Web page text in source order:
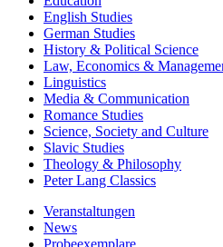
English Studies
German Studies
History & Political Science
Law, Economics &
Linguistics
Media & Communication
Romance Studies
Science, Society and Culture
Slavic Studies
Theology & Philosophy
Peter Lang Classics
Veranstaltungen
News